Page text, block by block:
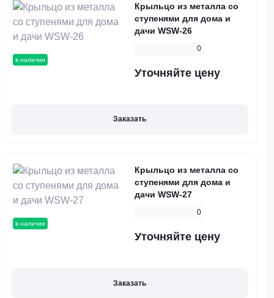
в наличии
Крыльцо из металла со
ступенями для дома и
дачи WSW-26
0
Уточняйте цену
Заказать
в наличии
Крыльцо из металла со
ступенями для дома и
дачи WSW-27
0
Уточняйте цену
Заказать